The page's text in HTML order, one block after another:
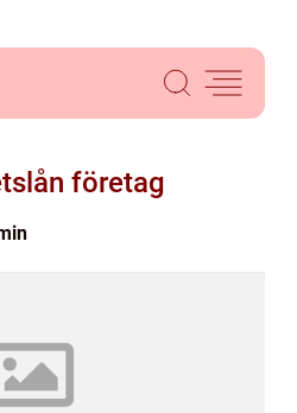
företag